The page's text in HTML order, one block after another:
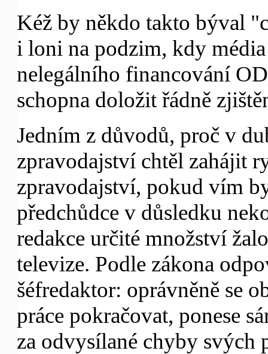
Kéž by někdo takto býval
i loni na podzim, kdy
nelegálního financování
schopna doložit řádně
Jedním z důvodů, proč v
zpravodajství chtěl zahájit
zpravodajství, pokud vím
předchůdce v důsledku
redakce určité množství
televize. Podle zákona
šéfredaktor: oprávněně se
práce pokračovat, ponese
za odvysílané chyby svých